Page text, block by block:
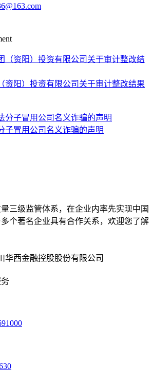
资阳）投资有限公司关于审计整改结果
子冒用公司名义诈骗的声明
量三级监管体系，在企业内率先实现中国
个著名企业具有合作关系，欢迎您了解
华西金融控股股份有限公司